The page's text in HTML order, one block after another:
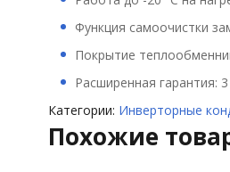
Функция самоочистки
Покрытие
Расширенная гарантия:
Категории: Инверторные
Похожие